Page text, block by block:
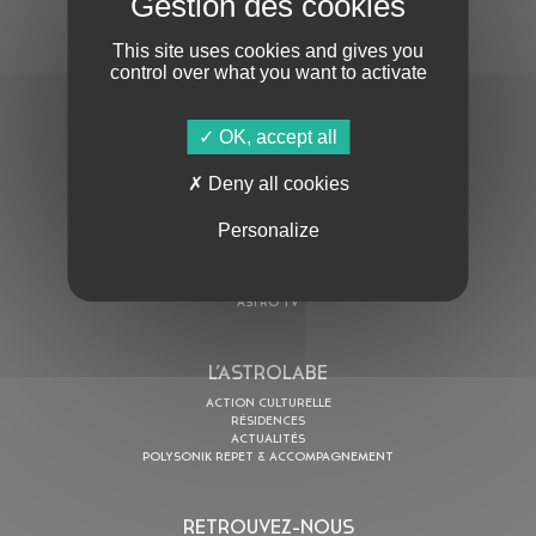
ASTRO TV
L’ASTROLABE
ACTION CULTURELLE
RÉSIDENCES
ACTUALITÉS
POLYSONIK REPET & ACCOMPAGNEMENT
RETROUVEZ-NOUS
This site uses cookies and gives you
control over what you want to activate
OK, accept all
Deny all cookies
Personalize